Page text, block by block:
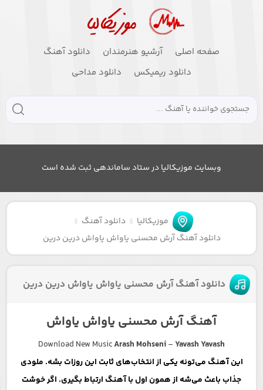
صفحه اصلی آرشیو هنرمندان
دانلود آهنگ
دانلود ریمیکس
دانلود مداحی
وبسایت موزیکالیا در ستاد ساماندهی ثبت شده است
موزیکالیا
دانلود آهنگ
دانلود آهنگ آرش محسنی یاواش یاواش درین درین
دانلود آهنگ آرش محسنی یاواش یاواش درین درین
آهنگ آرش محسنی یاواش یاواش
Download New MusicArash Mohseni–Yavash Yavash
این آهنگ می‌تونه یکی از انتخاب‌های ثابت این روزات بشه. ملودی
جذاب باعث می‌شه از همون اول با آهنگ ارتباط بگیری. اگر خوشت